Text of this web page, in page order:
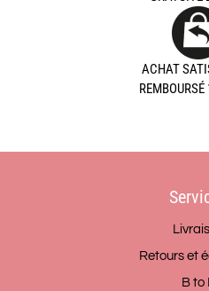
ACHAT
Retours et
B to